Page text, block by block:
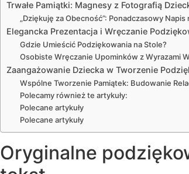
Trwałe Pamiątki: Magnesy z Fotografią
„Dziękuję za Obecność”: Ponadczasowy Napis
Elegancka Prezentacja i Wręczanie
Gdzie Umieścić Podziękowania na Stole?
Osobiste Wręczanie Upominków z Wyrazami
Zaangażowanie Dziecka w Tworzenie
Wspólne Tworzenie Pamiątek: Budowanie
Polecamy również te artykuły:
Polecane artykuły
Polecane artykuły
Oryginalne